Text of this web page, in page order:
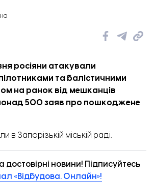
росіяни атакували
та балістичними
на ранок від мешканців
500 заяв про пошкоджене
в Запорізькій міській раді.
достовірні новини! Підписуйтесь
«Відбудова. Онлайн»!